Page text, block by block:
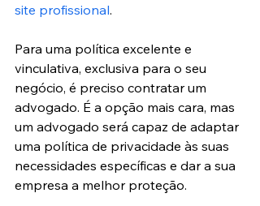
site profissional.
Para uma política excelente e
vinculativa, exclusiva para o seu
negócio, é preciso contratar um
advogado. É a opção mais cara, mas
um advogado será capaz de adaptar
uma política de privacidade às suas
necessidades específicas e dar a sua
empresa a melhor proteção.